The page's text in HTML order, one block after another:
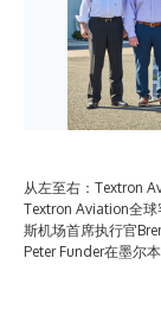
从左至右：Textron
Textron Aviation全
斯机场首席执行官
Peter Funder在墨尔